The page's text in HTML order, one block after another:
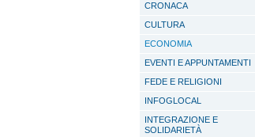
CRONACA
CULTURA
ECONOMIA
EVENTI E APPUNTAMENTI
FEDE E RELIGIONI
INFOGLOCAL
INTEGRAZIONE E
SOLIDARIETÀ